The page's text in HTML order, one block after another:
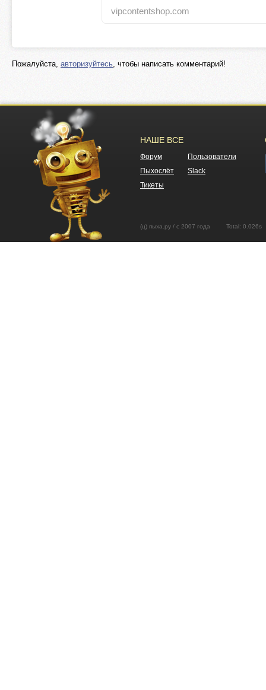
vipcontentshop.com
Пожалуйста, авторизуйтесь, чтобы написать комментарий!
НАШЕ ВСЕ
Форум
Пользователи
Пыхослёт
Slack
Тикеты
(ц) пыха.ру / с 2007 года Total: